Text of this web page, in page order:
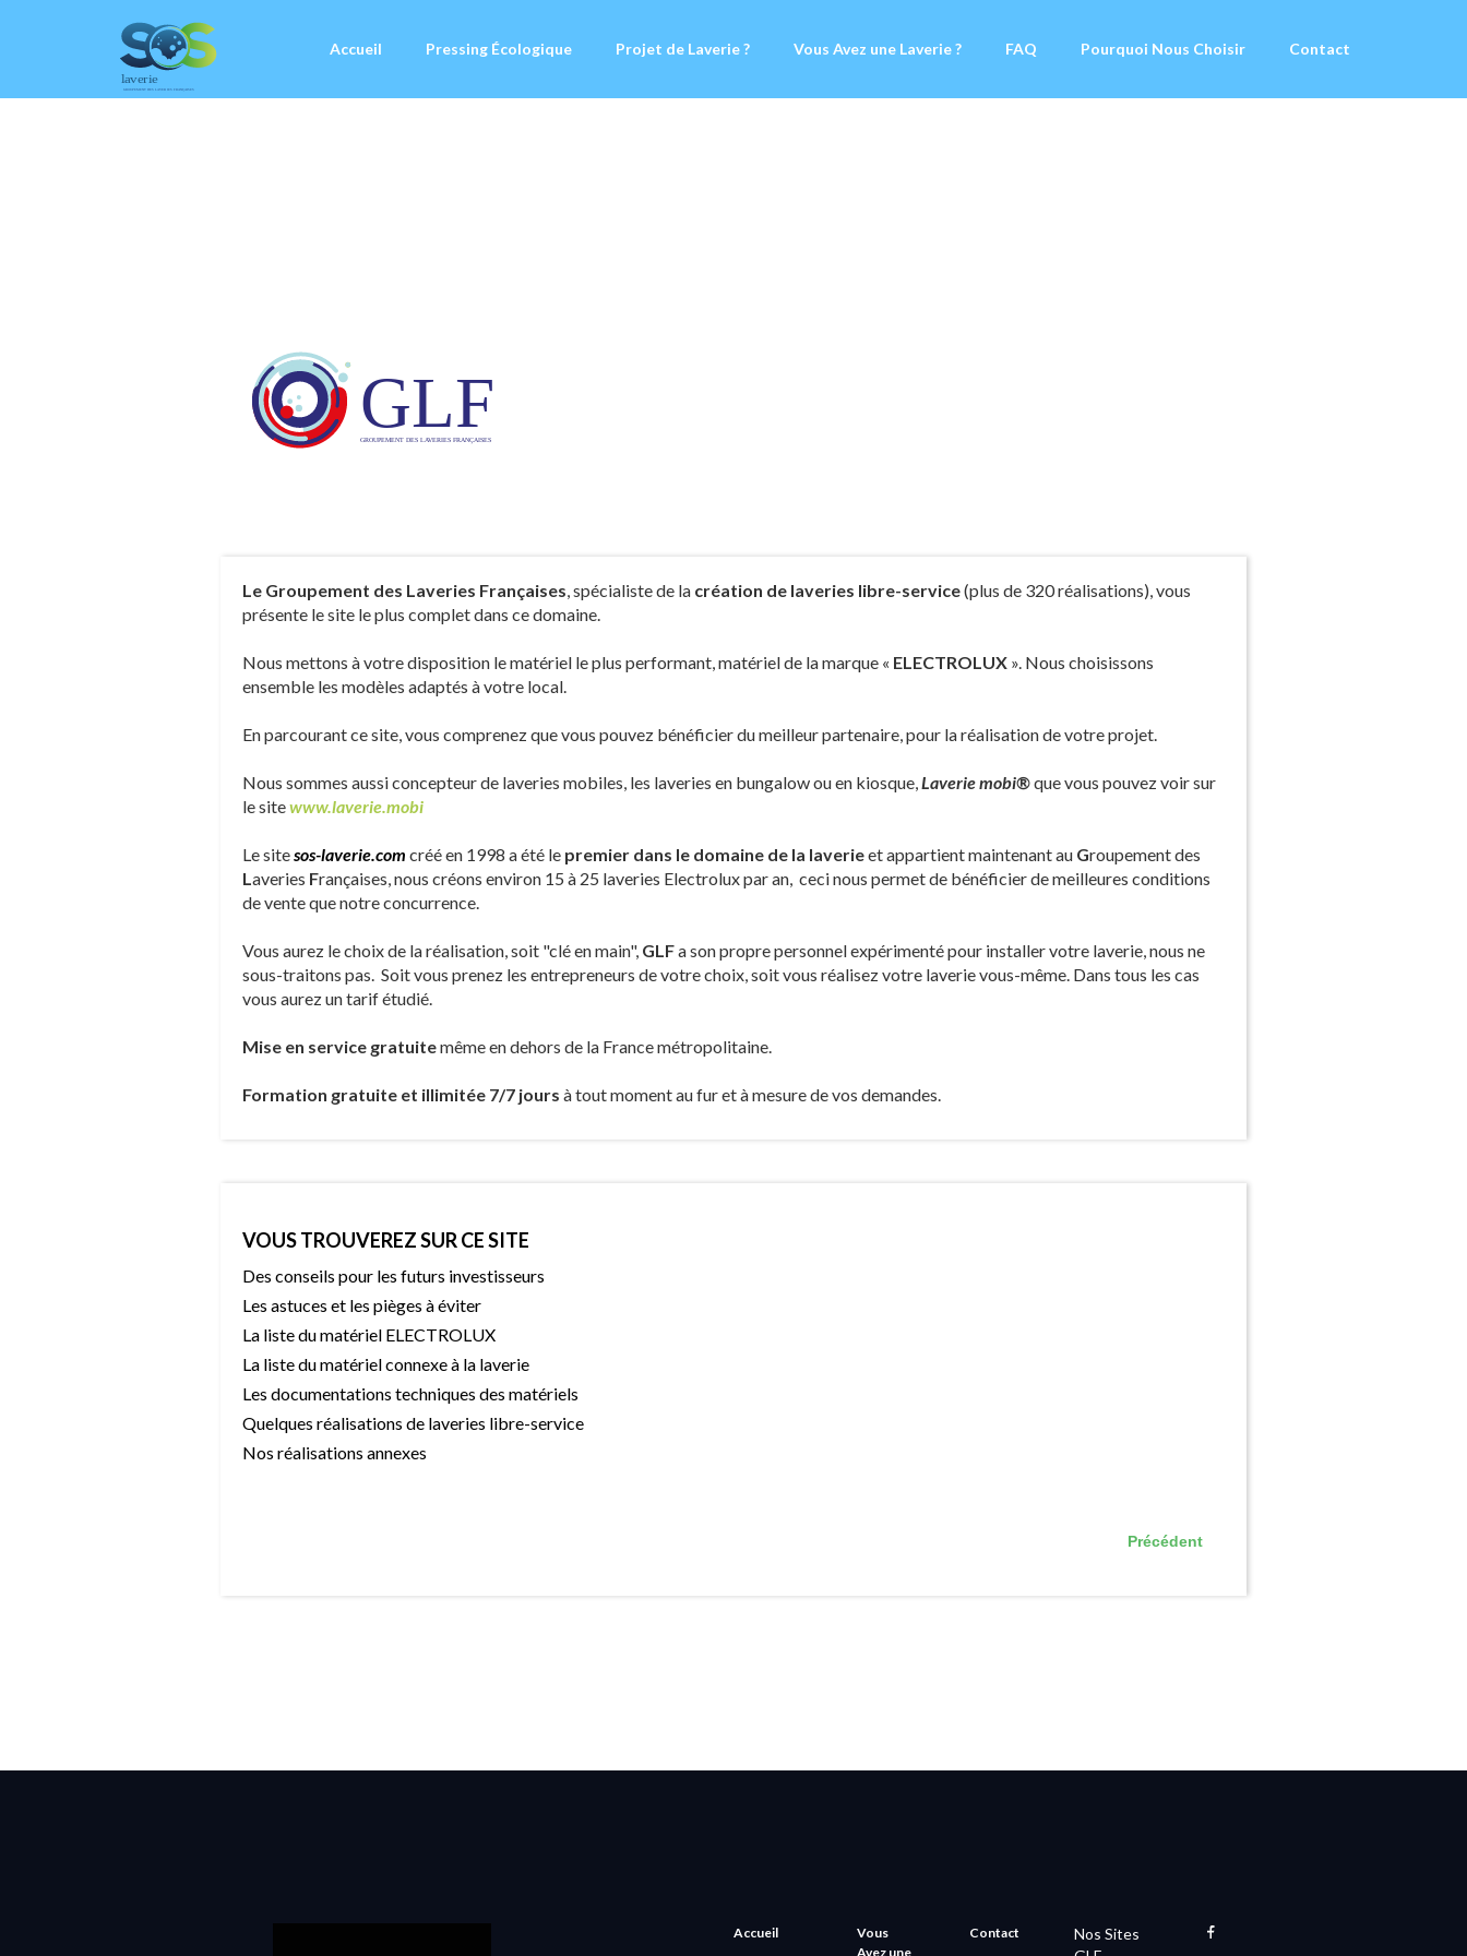
Accueil Pressing Écologique Projet de Laverie ? Vous Avez une Laverie ? FAQ Pourquoi Nous Choisir Contact
Le Groupement des Laveries Françaises, spécialiste de la création de laveries libre-service(plus de 320 réalisations), vous
présente le site le plus complet dans ce domaine.
Nous mettons à votre disposition le matériel le plus performant, matériel de la marque « ELECTROLUX ». Nous choisissons
ensemble les modèles adaptés à votre local.
En parcourant ce site, vous comprenez que vous pouvez bénéficier du meilleur partenaire, pour la réalisation de votre projet.
Nous sommes aussi concepteur de laveries mobiles, les laveries en bungalow ou en kiosque,Laveriemobi®que vous pouvez voir sur
le sitewww.laverie.mobi
Le sitesos-laverie.com créé en 1998 a été le premier dans le domaine de la laverieet appartient maintenant au Groupement des
Laveries Françaises, nous créons environ 15 à 25 laveries Electrolux par an, ceci nous permet de bénéficier de meilleures conditions
de vente que notre concurrence.
Vous aurez le choix de la réalisation, soit "clé en main", GLFa son propre personnel expérimenté pour installer votre laverie, nous ne
sous-traitons pas. Soit vous prenez les entrepreneurs de votre choix, soit vous réalisez votre laverie vous-même. Dans tous les cas
vous aurez un tarif étudié.
Mise en service gratuitemême en dehors de la France métropolitaine.
Formation gratuite et illimitée 7/7 jours à tout moment au fur et à mesure de vos demandes.
VOUS TROUVEREZ SUR CE SITE
Des conseils pour les futurs investisseurs
Les astuces et les pièges à éviter
La liste du matériel ELECTROLUX
La liste du matériel connexe à la laverie
Les documentations techniques des matériels
Quelques réalisations de laveries libre-service
Nos réalisations annexes
Précédent
Accueil
Vous
Avez une
Contact
Nos Sites